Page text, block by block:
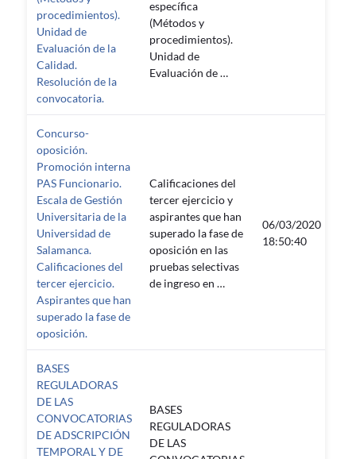
procedimientos).
Unidad de
Evaluación de la
Calidad.
Resolución de la
convocatoria.
específica
(Métodos y
procedimientos).
Unidad de
Evaluación de …
Concurso-
oposición.
Promoción interna
PAS Funcionario.
Escala de Gestión
Universitaria de la
Universidad de
Salamanca.
Calificaciones del
tercer ejercicio.
Aspirantes que han
superado la fase de
oposición.
Calificaciones del
tercer ejercicio y
aspirantes que han
superado la fase de
oposición en las
pruebas selectivas
de ingreso en …
06/03/2020
18:50:40
BASES
REGULADORAS
DE LAS
CONVOCATORIAS
DE ADSCRIPCIÓN
TEMPORAL Y DE
BASES
REGULADORAS
DE LAS